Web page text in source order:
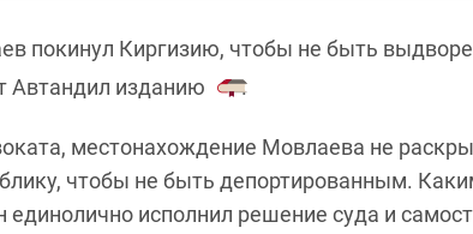
покинул Киргизию, чтобы не быть
Автандил изданию
.
местонахождение Мовлаева не
чтобы не быть депортированным.
единолично исполнил решение суда и